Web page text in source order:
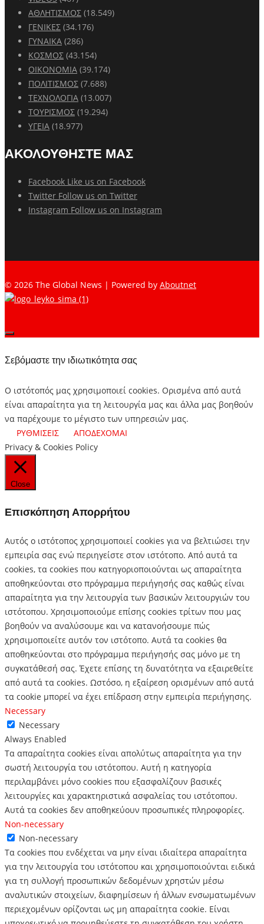
ΑΘΛΗΤΙΣΜΟΣ (18.549)
ΓΕΝΙΚΕΣ (34.176)
ΓΥΝΑΙΚΑ (286)
ΚΟΣΜΟΣ (43.154)
ΟΙΚΟΝΟΜΙΑ (39.174)
ΠΟΛΙΤΙΣΜΟΣ (7.688)
ΤΕΧΝΟΛΟΓΙΑ (13.007)
ΤΟΥΡΙΣΜΟΣ (19.294)
ΥΓΕΙΑ (18.977)
ΑΚΟΛΟΥΘΗΣΤΕ ΜΑΣ
Facebook Like us on Facebook
Twitter Follow us on Twitter
Instagram Follow us on Instagram
© 2026 The Global News | Powered by Aboutnet
Σεβόμαστε την ιδιωτικότητα σας
Ο ιστότοπός μας χρησιμοποιεί cookies. Ορισμένα από αυτά
είναι απαραίτητα για τη λειτουργία μας και άλλα μας βοηθούν
να παρέχουμε το μέγιστο των υπηρεσιών μας.
ΡΥΘΜΙΣΕΙΣ
ΑΠΟΔΕΧΟΜΑΙ
Privacy & Cookies Policy
Close
Επισκόπηση Απορρήτου
Αυτός ο ιστότοπος χρησιμοποιεί cookies για να βελτιώσει την
εμπειρία σας ενώ περιηγείστε στον ιστότοπο. Από αυτά τα
cookies, τα cookies που κατηγοριοποιούνται ως απαραίτητα
αποθηκεύονται στο πρόγραμμα περιήγησής σας καθώς είναι
απαραίτητα για την λειτουργία των βασικών λειτουργιών του
ιστότοπου. Χρησιμοποιούμε επίσης cookies τρίτων που μας
βοηθούν να αναλύσουμε και να κατανοήσουμε πώς
χρησιμοποιείτε αυτόν τον ιστότοπο. Αυτά τα cookies θα
αποθηκεύονται στο πρόγραμμα περιήγησής σας μόνο με τη
συγκατάθεσή σας. Έχετε επίσης τη δυνατότητα να εξαιρεθείτε
από αυτά τα cookies. Ωστόσο, η εξαίρεση ορισμένων από αυτά
τα cookie μπορεί να έχει επίδραση στην εμπειρία περιήγησης.
Necessary
Necessary
Always Enabled
Τα απαραίτητα cookies είναι απολύτως απαραίτητα για την
σωστή λειτουργία του ιστότοπου. Αυτή η κατηγορία
περιλαμβάνει μόνο cookies που εξασφαλίζουν βασικές
λειτουργίες και χαρακτηριστικά ασφαλείας του ιστότοπου.
Αυτά τα cookies δεν αποθηκεύουν προσωπικές πληροφορίες.
Non-necessary
Non-necessary
Τα cookies που ενδέχεται να μην είναι ιδιαίτερα απαραίτητα
για την λειτουργία του ιστότοπου και χρησιμοποιούνται ειδικά
για τη συλλογή προσωπικών δεδομένων χρηστών μέσω
αναλυτικών στοιχείων, διαφημίσεων ή άλλων ενσωματωμένων
περιεχομένων ορίζονται ως μη απαραίτητα cookie. Είναι